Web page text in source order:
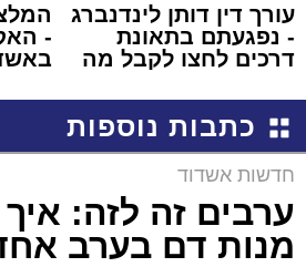
עורך דין דותן לינדנברג
- נפגעתם בתאונת
דרכים לחצו לקבל מה
-
כתבות נוספות
חדשות אשדוד
מנות דם בערב